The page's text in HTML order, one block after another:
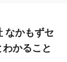
なかもずセ
かること